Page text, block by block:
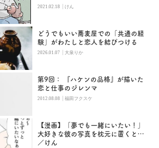
2021.02.18 |けん
どうでもいい蕎麦屋での「共通の経
験」がわたしと恋人を結びつける
2026.01.07 |大泉りか
第9回： 『ハケンの品格』が描いた
恋と仕事のジレンマ
2012.08.08 |福田フクスケ
【漫画】「夢でも一緒にいたい！」
大好きな彼の写真を枕元に置くと…
／けん